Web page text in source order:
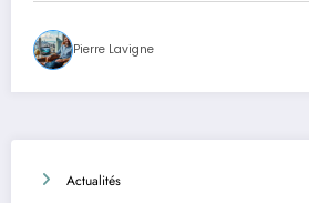
Pierre Lavigne
Actualités